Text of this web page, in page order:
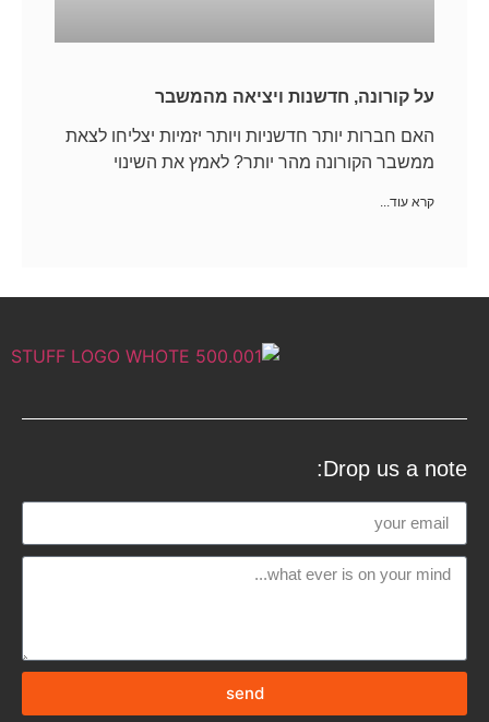
על קורונה, חדשנות ויציאה מהמשבר
האם חברות יותר חדשניות ויותר יזמיות יצליחו לצאת
ממשבר הקורונה מהר יותר? לאמץ את השינוי
קרא עוד...
Drop us a note:
send